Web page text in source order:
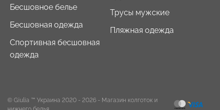
Бесшовное белье
Бесшовная одежда
Спортивная бесшовная
одежда
Трусы мужские
Пляжная одежда
© Giulia ™ Украина 2020 - 2026 - Магазин колготок и